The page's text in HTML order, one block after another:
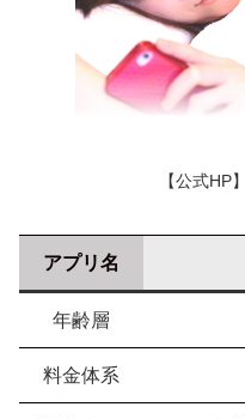
【公式HP】
アプリ名
年齢層
料金体系